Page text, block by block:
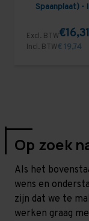
Spaanplaat) -
Excl. BTW€16,31
Incl. BTW€ 19,74
Op zoek
Als het
wens en
zijn dat we te
werken graag